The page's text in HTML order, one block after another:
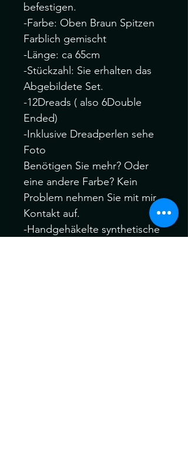
befestigen.
-Farbe: Oben Braun Spitzen
Farblich gemischt
-Länge: ca 65cm
-Stückzahl: Sie erhalten das
Abgebildete Set.
-12Dreads ( also 6Double
Ended)
-Inklusive Dreadperlen sehe
Foto
Benötigen Sie mehr? Oder
eine andere Farbe? Kein
Problem nehmen Sie mit mir
Kontakt auf.
-Handgehäkelte synthetische